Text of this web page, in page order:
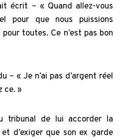
écrit – « Quand allez-vous
pour que nous puissions
toutes. Ce n’est pas bon
– « Je n’ai pas d’argent réel
ce. »
tribunal de lui accorder la
d’exiger que son ex garde